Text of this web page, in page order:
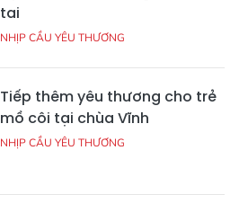
tai
NHỊP CẦU YÊU THƯƠNG
Tiếp thêm yêu thương cho trẻ
mồ côi tại chùa Vĩnh
NHỊP CẦU YÊU THƯƠNG